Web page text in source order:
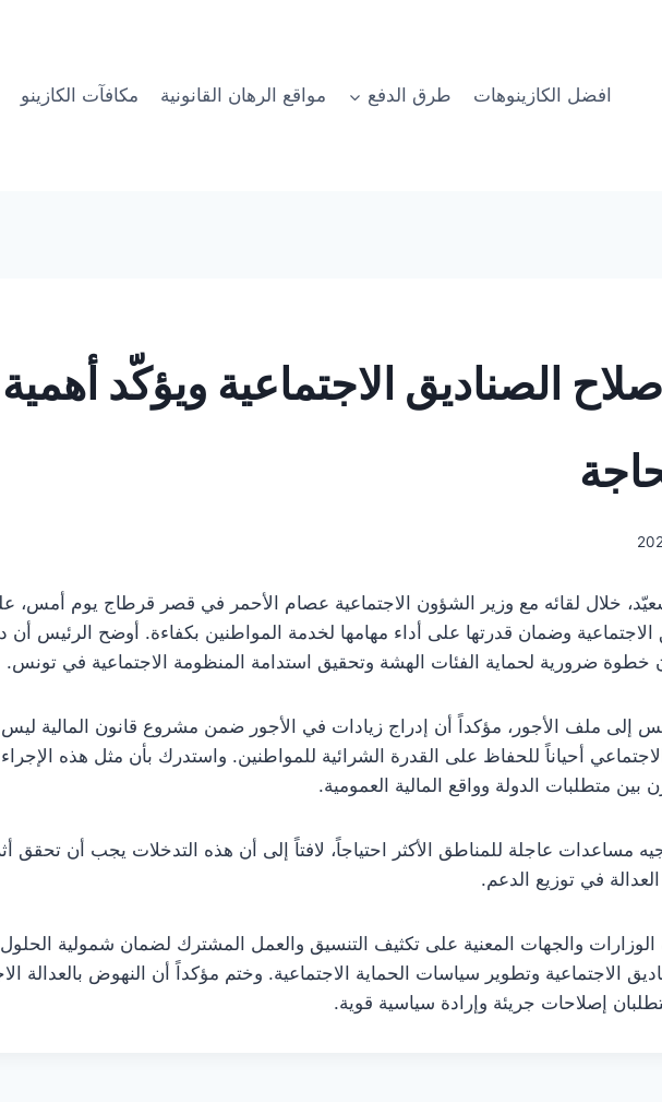
افضل الكازينوهات
طرق الدفع مواقع الرهان القانونية مكافآت الكازينو
الصناديق الاجتماعية ويؤكّد أهمية
خلال لقائه مع وزير الشؤون الاجتماعية عصام الأحمر في قصر قرطاج يوم أمس،
الاجتماعية وضمان قدرتها على أداء مهامها لخدمة المواطنين بكفاءة. أوضح الرئيس أن
خطوة ضرورية لحماية الفئات الهشة وتحقيق استدامة المنظومة الاجتماعية في تونس.
إلى ملف الأجور، مؤكداً أن إدراج زيادات في الأجور ضمن مشروع قانون المالية ليس
الاجتماعي أحياناً للحفاظ على القدرة الشرائية للمواطنين. واستدرك بأن مثل هذه
بين متطلبات الدولة وواقع المالية العمومية.
مساعدات عاجلة للمناطق الأكثر احتياجاً، لافتاً إلى أن هذه التدخلات يجب أن تحقق
في توزيع الدعم.
والجهات المعنية على تكثيف التنسيق والعمل المشترك لضمان شمولية الحلول
الاجتماعية وتطوير سياسات الحماية الاجتماعية. وختم مؤكداً أن النهوض بالعدالة
إصلاحات جريئة وإرادة سياسية قوية.